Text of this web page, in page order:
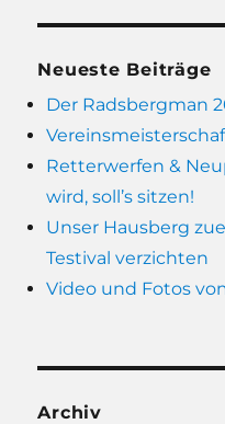
Neueste Beiträge
Der Radsbergman
Retterwerfen &
wird, soll’s sitzen!
Unser Hausberg
Testival verzichten
Video und Fotos
Archiv